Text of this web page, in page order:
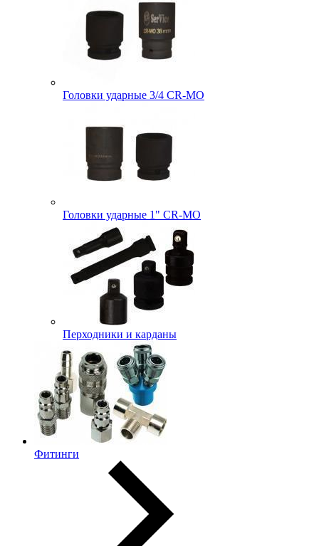
Головки ударные 3/4 CR-MO
Головки ударные 1" CR-MO
Перходники и карданы
Фитинги